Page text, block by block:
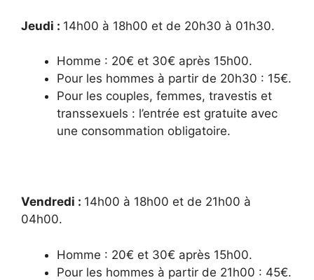
Jeudi : 14h00 à 18h00 et de 20h30 à 01h30.
Homme : 20€ et 30€ après 15h00.
Pour les hommes à partir de 20h30 : 15€.
Pour les couples, femmes, travestis et
transsexuels : l’entrée est gratuite avec
une consommation obligatoire.
Vendredi : 14h00 à 18h00 et de 21h00 à
04h00.
Homme : 20€ et 30€ après 15h00.
Pour les hommes à partir de 21h00 : 45€.